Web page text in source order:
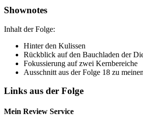
Shownotes
Inhalt der Folge:
Hinter den Kulissen
Rückblick auf den Bauchladen der
Fokussierung auf zwei Kernbereiche
Ausschnitt aus der Folge 18 zu
Links aus der Folge
Mein Review Service